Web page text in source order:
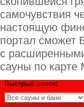
самочувствия
настоящую
портал сможет
с
сауны по
Быстрый поиск: